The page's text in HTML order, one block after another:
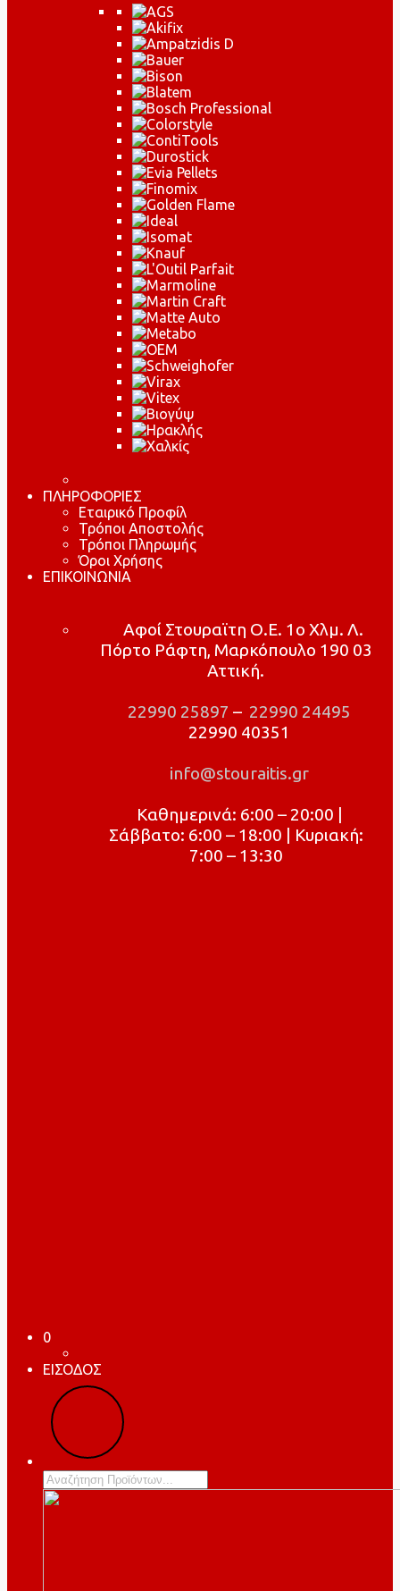
ΠΛΗΡΟΦΟΡΙΕΣ
Εταιρικό Προφίλ
Τρόποι Αποστολής
Τρόποι Πληρωμής
Όροι Χρήσης
ΕΠΙΚΟΙΝΩΝΙΑ
Αφοί Στουραϊτη Ο.Ε. 1ο Χλμ. Λ.
Πόρτο Ράφτη, Μαρκόπουλο 190 03
Αττική.
22990 25897 – 22990 24495
22990 40351
info@stouraitis.gr
Καθημερινά: 6:00 – 20:00 |
Σάββατο: 6:00 – 18:00 | Κυριακή:
7:00 – 13:30
0
ΕΙΣΟΔΟΣ
Products
search